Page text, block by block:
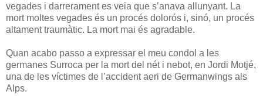
vegades i darrerament es veia que s’anava allunyant. La
mort moltes vegades és un procés dolorós i, sinó, un procés
altament traumàtic. La mort mai és agradable.
Quan acabo passo a expressar el meu condol a les
germanes Surroca per la mort del nét i nebot, en Jordi Motjé,
una de les víctimes de l’accident aeri de Germanwings als
Alps.